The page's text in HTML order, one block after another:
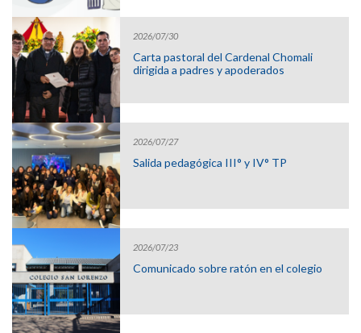
2026/07/30
Carta pastoral del Cardenal Chomali
dirigida a padres y apoderados
2026/07/27
Salida pedagógica III° y IV° TP
2026/07/23
Comunicado sobre ratón en el colegio